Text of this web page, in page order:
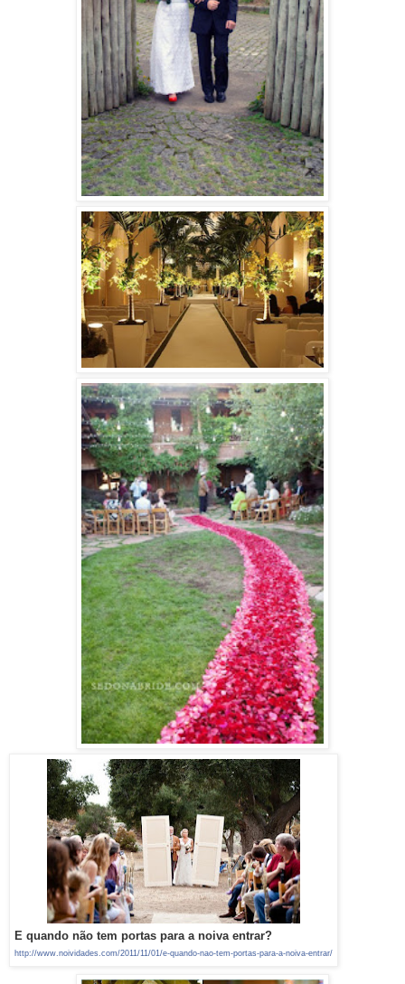
E quando não tem portas para a noiva entrar?
http://www.noividades.com/2011/11/01/e-quando-nao-tem-portas-para-a-noiva-entrar/